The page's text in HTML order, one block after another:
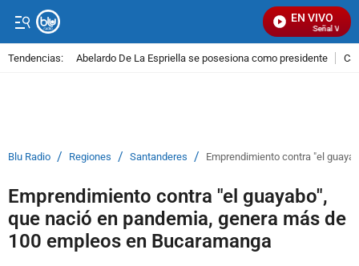
EN VIVO
Señal Visual
Tendencias: Abelardo De La Espriella se posesiona como presidente
Blu Radio / Regiones / Santanderes / Emprendimiento contra "el
Emprendimiento contra "el guayabo",
que nació en pandemia, genera más de
100 empleos en Bucaramanga